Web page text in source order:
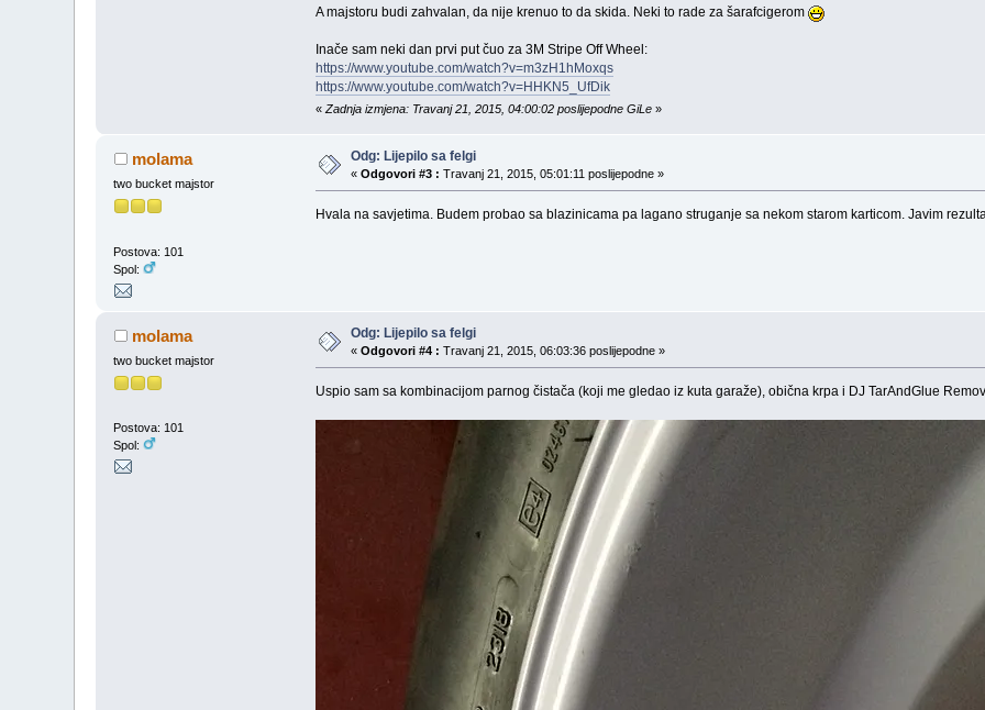
A majstoru budi zahvalan, da nije krenuo to da skida. Neki to rade za šarafcigerom
Inače sam neki dan prvi put čuo za 3M Stripe Off Wheel:
https://www.youtube.com/watch?v=m3zH1hMoxqs
https://www.youtube.com/watch?v=HHKN5_UfDik
« Zadnja izmjena: Travanj 21, 2015, 04:00:02 poslijepodne GiLe»
molama
two bucket majstor
Postova: 101
Spol:
Odg: Lijepilo sa felgi
«Odgovori #3 : Travanj 21, 2015, 05:01:11 poslijepodne »
Hvala na savjetima. Budem probao sa blazinicama pa lagano struganje sa nekom starom karticom. Javim
molama
two bucket majstor
Postova: 101
Spol:
Odg: Lijepilo sa felgi
«Odgovori #4 : Travanj 21, 2015, 06:03:36 poslijepodne »
Uspio sam sa kombinacijom parnog čistača (koji me gledao iz kuta garaže), obična krpa i DJ TarAndGlue